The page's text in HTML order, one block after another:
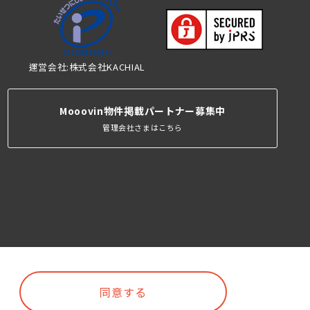
同意する
運営会社:株式会社KACHIAL
Mooovin物件掲載パートナー募集中
管理会社さまはこちら